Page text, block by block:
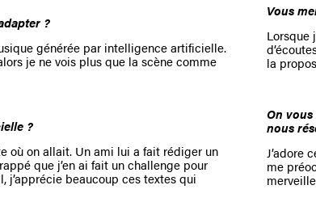
?
générée par intelligence artificielle.
je ne vois plus que la scène comme
?
où on allait. Un ami lui a fait rédiger un
que j’en ai fait un challenge pour
j’apprécie beaucoup ces textes qui
Vous
Lorsque
la
On
nous
J’adore
me